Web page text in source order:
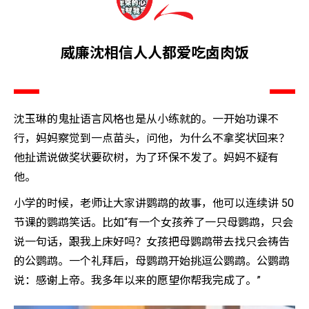
威廉沈相信人人都爱吃卤肉饭
沈玉琳的鬼扯语言风格也是从小练就的。一开始功课不
行，妈妈察觉到一点苗头，问他，为什么不拿奖状回来？
他扯谎说做奖状要砍树，为了环保不发了。妈妈不疑有
他。
小学的时候，老师让大家讲鹦鹉的故事，他可以连续讲 50
节课的鹦鹉笑话。比如“有一个女孩养了一只母鹦鹉，只会
说一句话，跟我上床好吗？女孩把母鹦鹉带去找只会祷告
的公鹦鹉。一个礼拜后，母鹦鹉开始挑逗公鹦鹉。公鹦鹉
说：感谢上帝。我多年以来的愿望你帮我完成了。”